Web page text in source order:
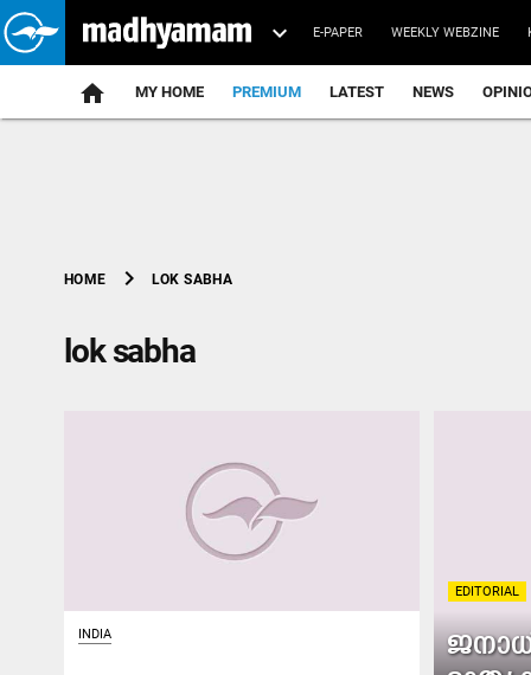
E-PAPER WEEKLY WEBZINE
home MY HOME PREMIUM LATEST NEWS
HOME chevron_right LOK SABHA
lok sabha
EDITORIAL
INDIA